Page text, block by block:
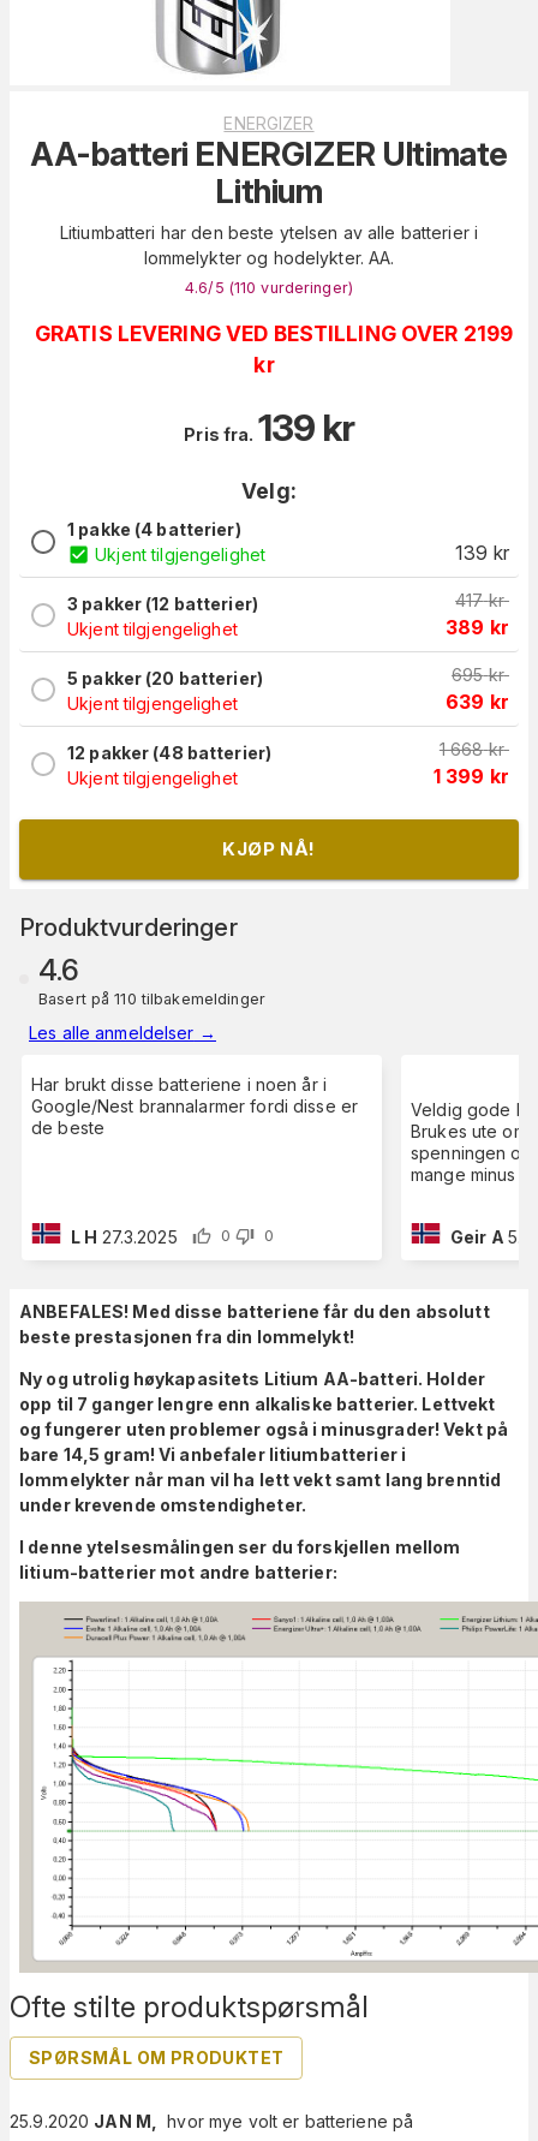
ENERGIZER
AA-batteri ENERGIZER Ultimate
Lithium
Litiumbatteri har den beste ytelsen av alle batterier i
lommelykter og hodelykter. AA.
4.6/5 (110 vurderinger)
GRATIS LEVERING VED BESTILLING OVER 2199
kr
Pris fra. 139 kr
Velg:
1 pakke (4 batterier)
Ukjent tilgjengelighet
139 kr
3 pakker (12 batterier)
Ukjent tilgjengelighet
417 kr
389 kr
5 pakker (20 batterier)
Ukjent tilgjengelighet
695 kr
639 kr
12 pakker (48 batterier)
Ukjent tilgjengelighet
1 668 kr
1 399 kr
KJØP NÅ!
Produktvurderinger
4.6
Basert på 110 tilbakemeldinger
Les alle anmeldelser →
Har brukt disse batteriene i noen år i
Google/Nest brannalarmer fordi disse er
de beste
L H 27.3.2025 0 0
Veldig gode
Brukes ute om
spenningen
mange minus
Geir A
Ofte stilte produktspørsmål
SPØRSMÅL OM PRODUKTET
25.9.2020 JAN M hvor mye volt er batteriene på
ANBEFALES! Med disse batteriene får du den absolutt
beste prestasjonen fra din lommelykt!
Ny og utrolig høykapasitets Litium AA-batteri. Holder
opp til 7 ganger lengre enn alkaliske batterier. Lettvekt
og fungerer uten problemer også i minusgrader! Vekt på
bare 14,5 gram! Vi anbefaler litiumbatterier i
lommelykter når man vil ha lett vekt samt lang brenntid
under krevende omstendigheter.
I denne ytelsesmålingen ser du forskjellen mellom
litium-batterier mot andre batterier: